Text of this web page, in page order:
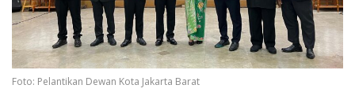
Foto: Pelantikan Dewan Kota Jakarta Barat